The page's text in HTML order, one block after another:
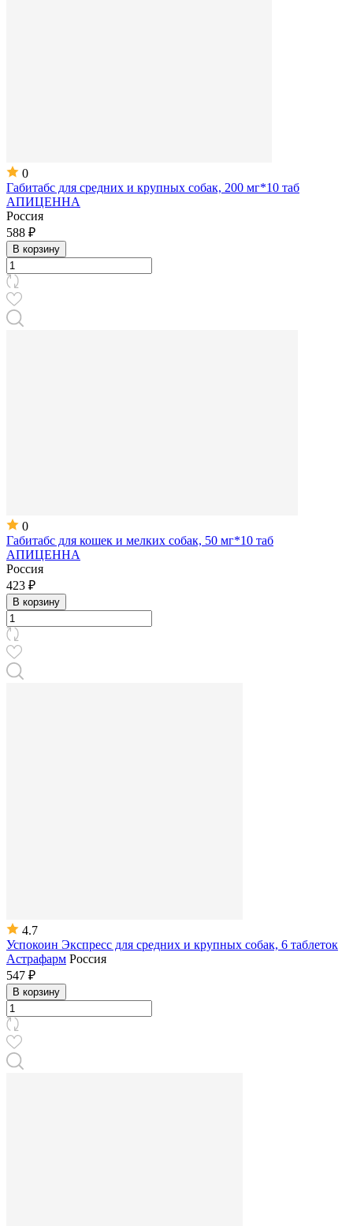
0
Габитабс для средних и крупных собак, 200 мг*10 таб
АПИЦЕННА
Россия
588 ₽
В корзину
0
Габитабс для кошек и мелких собак, 50 мг*10 таб
АПИЦЕННА
Россия
423 ₽
В корзину
4.7
Успокоин Экспресс для средних и крупных собак, 6 таблеток
Астрафарм Россия
547 ₽
В корзину